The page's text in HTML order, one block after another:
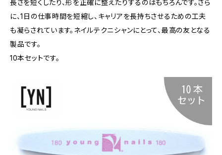
長さを短くしたり、形を正確に整えたりするのはもちろんです。さら
に、1日の仕事時間を短縮し、キャリアを長持ちさせるための工夫
も凝らされています。ネイルテクニシャンにとって、最高の友となる
製品です。
10本セットです。